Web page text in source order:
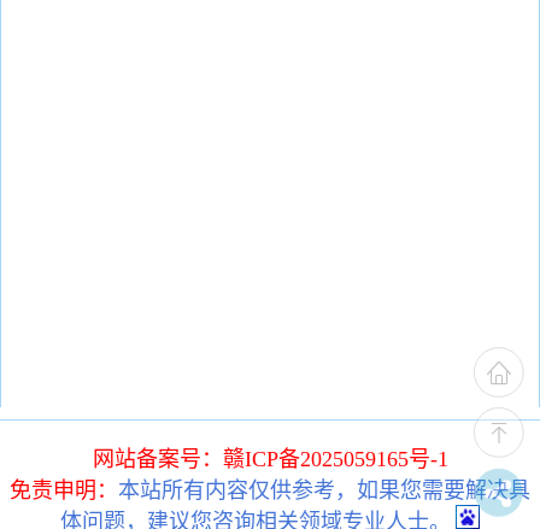
网站备案号：赣ICP备2025059165号-1
免责申明： 本站所有内容仅供参考，如果您需要解决具
体问题，建议您咨询相关领域专业人士。